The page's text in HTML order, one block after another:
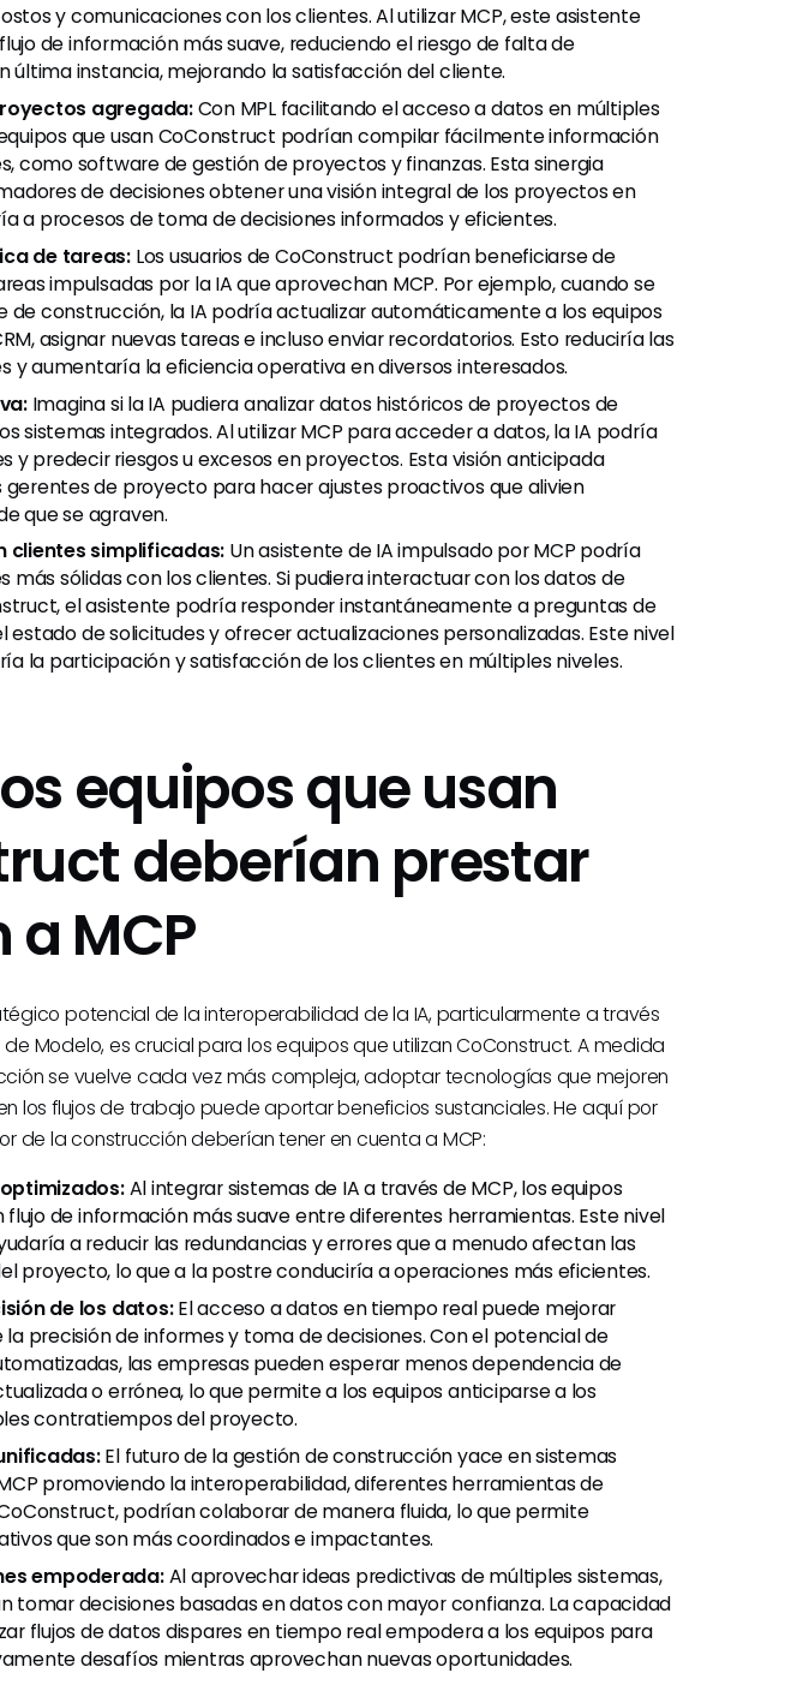
y comunicaciones con los clientes. Al utilizar MCP, este asistente
de información más suave, reduciendo el riesgo de falta de
última instancia, mejorando la satisfacción del cliente.
agregada:Con MPL facilitando el acceso a datos en múltiples
que usan CoConstruct podrían compilar fácilmente información
como software de gestión de proyectos y finanzas. Esta sinergia
de decisiones obtener una visión integral de los proyectos en
a procesos de toma de decisiones informados y eficientes.
de tareas: Los usuarios de CoConstruct podrían beneficiarse de
impulsadas por la IA que aprovechan MCP. Por ejemplo, cuando se
de construcción, la IA podría actualizar automáticamente a los equipos
asignar nuevas tareas e incluso enviar recordatorios. Esto reduciría las
y aumentaría la eficiencia operativa en diversos interesados.
Imagina si la IA pudiera analizar datos históricos de proyectos de
sistemas integrados. Al utilizar MCP para acceder a datos, la IA podría
y predecir riesgos u excesos en proyectos. Esta visión anticipada
de proyecto para hacer ajustes proactivos que alivien
que se agraven.
clientes simplificadas: Un asistente de IA impulsado por MCP podría
más sólidas con los clientes. Si pudiera interactuar con los datos de
el asistente podría responder instantáneamente a preguntas de
estado de solicitudes y ofrecer actualizaciones personalizadas. Este nivel
la participación y satisfacción de los clientes en múltiples niveles.
equipos que usan
deberían prestar
MCP
potencial de la interoperabilidad de la IA, particularmente a través
Modelo, es crucial para los equipos que utilizan CoConstruct. A medida
se vuelve cada vez más compleja, adoptar tecnologías que mejoren
los flujos de trabajo puede aportar beneficios sustanciales. He aquí por
de la construcción deberían tener en cuenta a MCP:
Al integrar sistemas de IA a través de MCP, los equipos
flujo de información más suave entre diferentes herramientas. Este nivel
a reducir las redundancias y errores que a menudo afectan las
proyecto, lo que a la postre conduciría a operaciones más eficientes.
de los datos:El acceso a datos en tiempo real puede mejorar
precisión de informes y toma de decisiones. Con el potencial de
las empresas pueden esperar menos dependencia de
o errónea, lo que permite a los equipos anticiparse a los
contratiempos del proyecto.
El futuro de la gestión de construcción yace en sistemas
promoviendo la interoperabilidad, diferentes herramientas de
podrían colaborar de manera fluida, lo que permite
que son más coordinados e impactantes.
empoderada:Al aprovechar ideas predictivas de múltiples sistemas,
tomar decisiones basadas en datos con mayor confianza. La capacidad
flujos de datos dispares en tiempo real empodera a los equipos para
desafíos mientras aprovechan nuevas oportunidades.